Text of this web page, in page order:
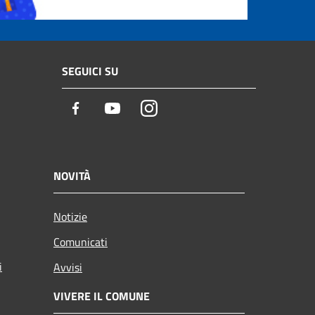
SEGUICI SU
Facebook YoutubeInstagram
NOVITÀ
Notizie
Comunicati
Avvisi
VIVERE IL COMUNE